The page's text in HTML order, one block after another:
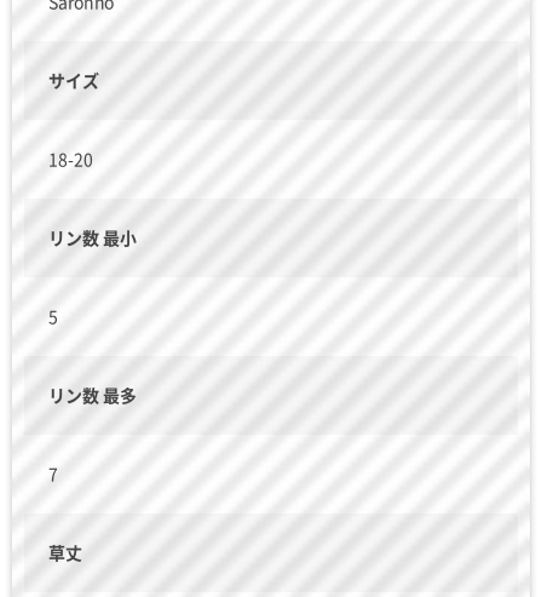
サイズ
18-20
リン数 最小
5
リン数 最多
7
草丈